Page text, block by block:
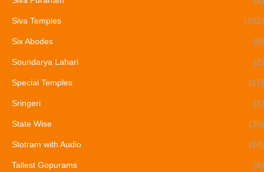
Siva Temples (102)
Six Abodes (8)
Soundarya Lahari (2)
Special Temples (17)
Sringeri (1)
State Wise (36)
Stotram with Audio (24)
Tallest Gopurams (6)